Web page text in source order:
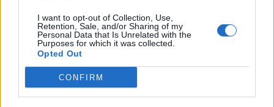
I want to opt-out of Collection, Use,
Retention, Sale, and/or Sharing of my
Personal Data that Is Unrelated with the
Purposes for which it was collected.
Opted Out
CONFIRM